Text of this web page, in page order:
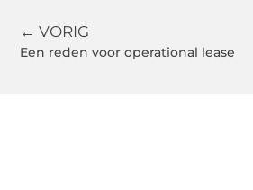
← VORIG
Een reden voor operational lease